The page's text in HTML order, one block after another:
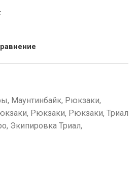
, Маунтинбайк, Рюкзаки,
, Рюкзаки, Рюкзаки, Триал
, Экипировка Триал,